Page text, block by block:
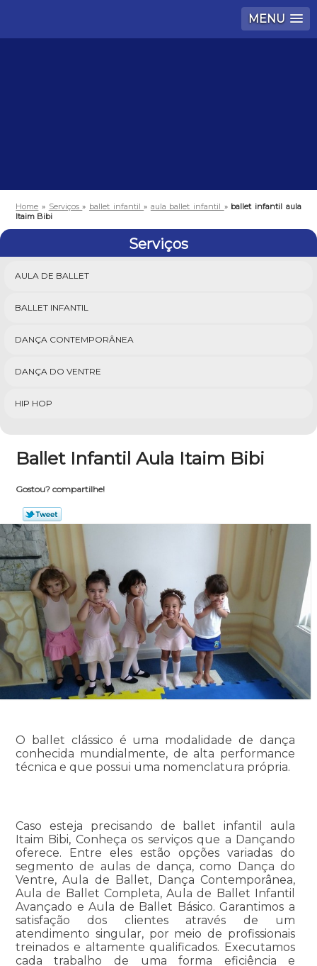
MENU
Home » Serviços» ballet infantil» aula ballet infantil » ballet infantil aula
Itaim Bibi
Serviços
AULA DE BALLET
BALLET INFANTIL
DANÇA CONTEMPORÂNEA
DANÇA DO VENTRE
HIP HOP
Ballet Infantil Aula Itaim Bibi
Gostou? compartilhe!
O ballet clássico é uma modalidade de dança
conhecida mundialmente, de alta performance
técnica e que possui uma nomenclatura própria.
Caso esteja precisando de ballet infantil aula
Itaim Bibi, Conheça os serviços que a Dançando
oferece. Entre eles estão opções variadas do
segmento de aulas de dança, como Dança do
Ventre, Aula de Ballet, Dança Contemporânea,
Aula de Ballet Completa, Aula de Ballet Infantil
Avançado e Aula de Ballet Básico. Garantimos a
satisfação dos clientes através de um
atendimento singular, por meio de profissionais
treinados e altamente qualificados. Executamos
cada trabalho de uma forma eficiência e